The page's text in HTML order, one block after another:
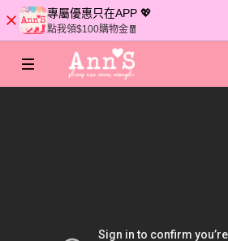
專屬優惠只在APP 💖
點我領$100購物金🧧